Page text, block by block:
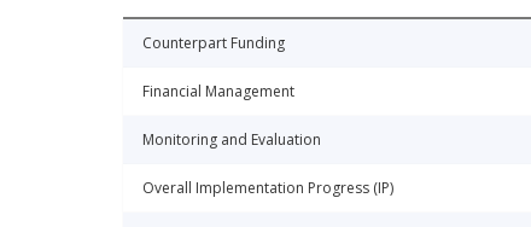
Counterpart Funding
Financial Management
Monitoring and Evaluation
Overall Implementation Progress (IP)